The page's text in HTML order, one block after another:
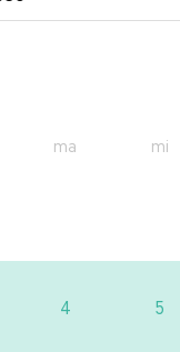
ma mi
4 5